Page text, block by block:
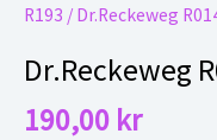
R193 / Dr.Reckeweg
Dr.Reckeweg
190,00 kr